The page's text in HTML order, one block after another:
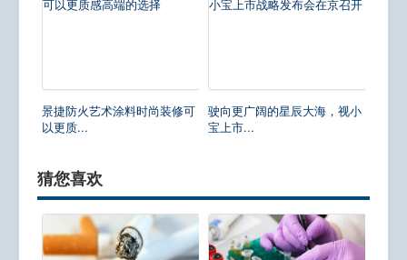
景捷防火艺术涂料时尚装修可
以更质...
驶向更广阔的星辰大海，视小
宝上市...
猜您喜欢